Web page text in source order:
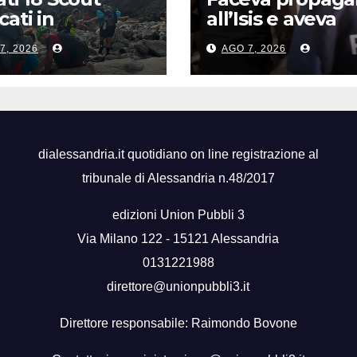
in
due
in
2026
all’Isis e aveva
tutorial per
arrestato
Como
AGO 7, 2026
dialessandria.it quotidiano on line registrazione al
tribunale di Alessandria n.48/2017
edizioni Union Pubbli 3
Via Milano 122 - 15121 Alessandria
0131221988
direttore@unionpubbli3.it
Direttore responsabile: Raimondo Bovone